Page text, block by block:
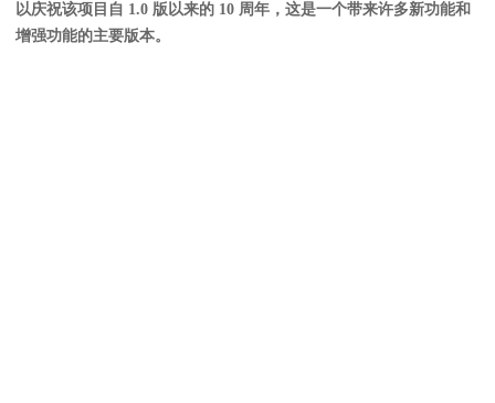
以庆祝该项目自 1.0 版以来的 10 周年，这是一个带来许多新功能和
增强功能的主要版本。